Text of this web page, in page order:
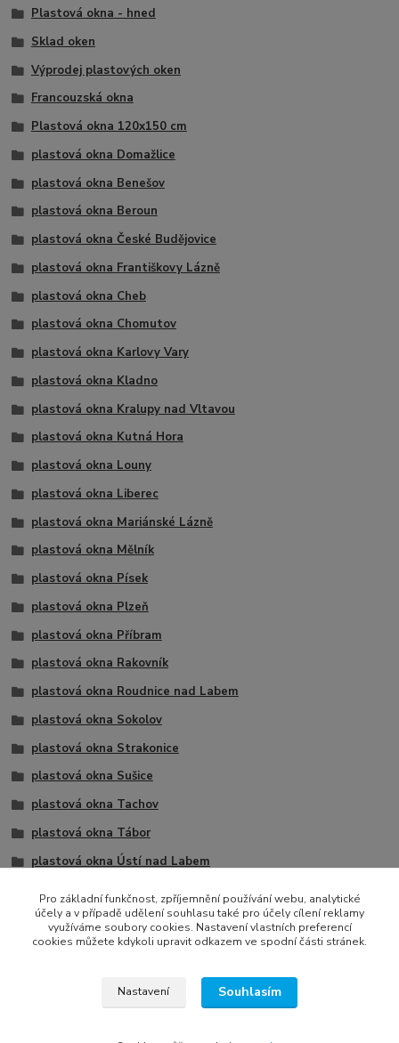
Plastová okna - hned
Sklad oken
Výprodej plastových oken
Francouzská okna
Plastová okna 120x150 cm
plastová okna Domažlice
plastová okna Benešov
plastová okna Beroun
plastová okna České Budějovice
plastová okna Františkovy Lázně
plastová okna Cheb
plastová okna Chomutov
plastová okna Karlovy Vary
plastová okna Kladno
plastová okna Kralupy nad Vltavou
plastová okna Kutná Hora
plastová okna Louny
plastová okna Liberec
plastová okna Mariánské Lázně
plastová okna Mělník
plastová okna Písek
plastová okna Plzeň
plastová okna Příbram
plastová okna Rakovník
plastová okna Roudnice nad Labem
plastová okna Sokolov
plastová okna Strakonice
plastová okna Sušice
plastová okna Tachov
plastová okna Tábor
plastová okna Ústí nad Labem
2 křídla
Pro základní funkčnost, zpříjemnění používání webu, analytické
účely a v případě udělení souhlasu také pro účely cílení reklamy
využíváme soubory cookies. Nastavení vlastních preferencí
cookies můžete kdykoli upravit odkazem ve spodní části stránek.
Nastavení Souhlasím